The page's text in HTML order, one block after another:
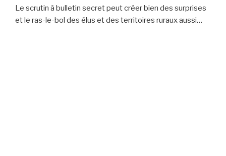
Le scrutin à bulletin secret peut créer bien des surprises
et le ras-le-bol des élus et des territoires ruraux aussi…